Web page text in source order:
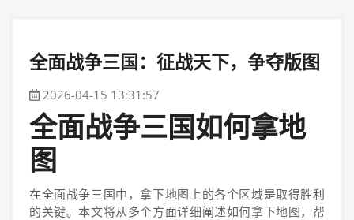
全面战争三国：征战天下，争夺版图
2026-04-15 13:31:57
全面战争三国如何拿地
图
在全面战争三国中，拿下地图上的各个区域是取得胜利
的关键。本文将从多个方面详细阐述如何拿下地图，帮